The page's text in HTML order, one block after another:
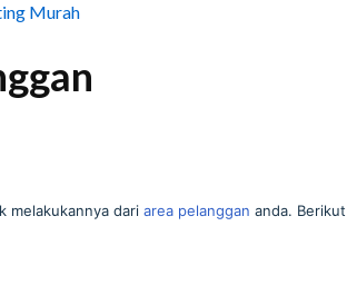
Murah
melakukannya dari area pelanggan anda. Berikut